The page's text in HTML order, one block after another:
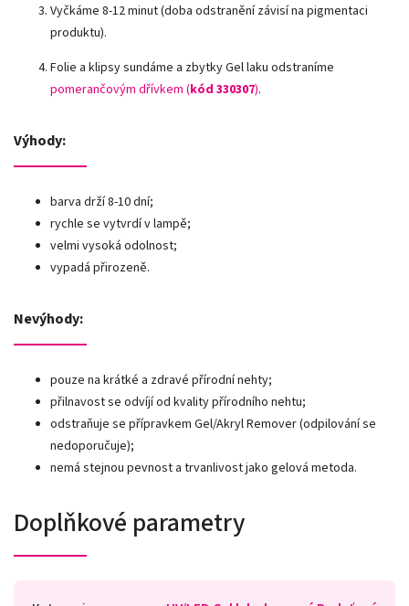
Vyčkáme 8-12 minut (doba odstranění závisí na pigmentaci
produktu).
Folie a klipsy sundáme a zbytky Gel laku odstraníme
pomerančovým dřívkem (kód 330307).
Výhody:
barva drží 8-10 dní;
rychle se vytvrdí v lampě;
velmi vysoká odolnost;
vypadá přirozeně.
Nevýhody:
pouze na krátké a zdravé přírodní nehty;
přilnavost se odvíjí od kvality přírodního nehtu;
odstraňuje se přípravkem Gel/Akryl Remover (odpilování se
nedoporučuje);
nemá stejnou pevnost a trvanlivost jako gelová metoda.
Doplňkové parametry